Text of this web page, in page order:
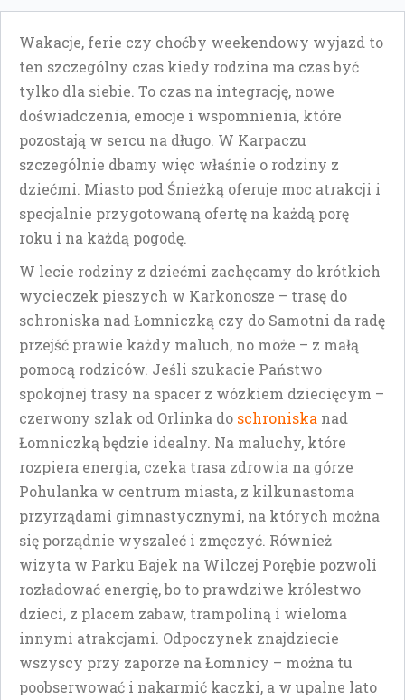
Wakacje, ferie czy choćby weekendowy wyjazd to
ten szczególny czas kiedy rodzina ma czas być
tylko dla siebie. To czas na integrację, nowe
doświadczenia, emocje i wspomnienia, które
pozostają w sercu na długo. W Karpaczu
szczególnie dbamy więc właśnie o rodziny z
dziećmi. Miasto pod Śnieżką oferuje moc atrakcji i
specjalnie przygotowaną ofertę na każdą porę
roku i na każdą pogodę.
W lecie rodziny z dziećmi zachęcamy do krótkich
wycieczek pieszych w Karkonosze – trasę do
schroniska nad Łomniczką czy do Samotni da radę
przejść prawie każdy maluch, no może – z małą
pomocą rodziców. Jeśli szukacie Państwo
spokojnej trasy na spacer z wózkiem dziecięcym –
czerwony szlak od Orlinka do schroniska nad
Łomniczką będzie idealny. Na maluchy, które
rozpiera energia, czeka trasa zdrowia na górze
Pohulanka w centrum miasta, z kilkunastoma
przyrządami gimnastycznymi, na których można
się porządnie wyszaleć i zmęczyć. Również
wizyta w Parku Bajek na Wilczej Porębie pozwoli
rozładować energię, bo to prawdziwe królestwo
dzieci, z placem zabaw, trampoliną i wieloma
innymi atrakcjami. Odpoczynek znajdziecie
wszyscy przy zaporze na Łomnicy – można tu
poobserwować i nakarmić kaczki, a w upalne lato